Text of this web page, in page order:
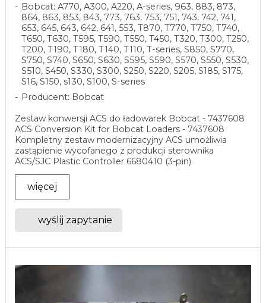
Bobcat: A770, A300, A220, A-series, 963, 883, 873,
864, 863, 853, 843, 773, 763, 753, 751, 743, 742, 741,
653, 645, 643, 642, 641, 553, T870, T770, T750, T740,
T650, T630, T595, T590, T550, T450, T320, T300, T250,
T200, T190, T180, T140, T110, T-series, S850, S770,
S750, S740, S650, S630, S595, S590, S570, S550, S530,
S510, S450, S330, S300, S250, S220, S205, S185, S175,
S16, S150, s130, S100, S-series
Producent: Bobcat
Zestaw konwersji ACS do ładowarek Bobcat - 7437608
ACS Conversion Kit for Bobcat Loaders - 7437608
Kompletny zestaw modernizacyjny ACS umożliwia
zastąpienie wycofanego z produkcji sterownika
ACS/SJC Plastic Controller 6680410 (3-pin)
nowoczesnym ...
więcej
wyślij zapytanie